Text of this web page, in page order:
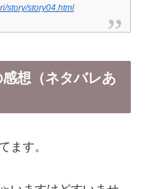
story/story04.html
感想（ネタバレあ
ます。